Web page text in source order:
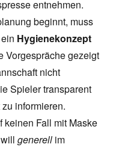
entnehmen.
beginnt, muss
Hygienekonzept
Vorgespräche gezeigt
nicht
Spieler transparent
informieren.
Fall mit Maske
willgenerell im